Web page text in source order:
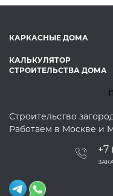
КАРКАСНЫЕ ДОМА
КАЛЬКУЛЯТОР
СТРОИТЕЛЬСТВА ДОМА
Строительство
Работаем в Москве и
+7